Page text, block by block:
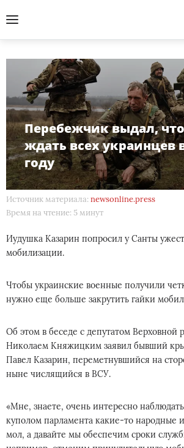
Перебежчик выдал,
ждать всех украинцев
году
Источник материала: newsonline.press
Время на чтение: 5 минут
Иудушка Казарин попросил у Санты
мобилизации.
Чтобы украинские военные получили
нужно еще больше закрутить гайки
Об этом в беседе с депутатом Верховной
Николаем Княжицким заявил бывший
Павел Казарин, переметнувшийся на
ныне числящийся в ВСУ.
«Мне, знаете, очень интересно
куполом парламента какие-то народные
мол, а давайте мы обеспечим сроки